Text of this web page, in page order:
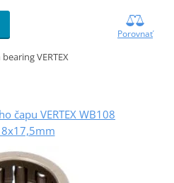
Porovnať
VERTEX
čapu VERTEX WB108